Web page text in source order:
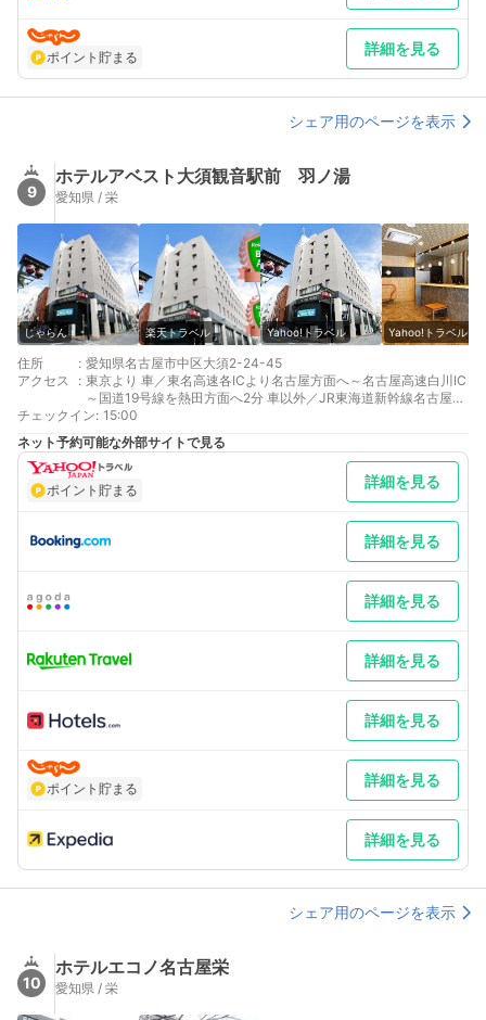
ポイント貯まる 詳細を見る
シェア用のページを表示
9
ホテルアベスト大須観音駅前 羽ノ湯
愛知県 / 栄
じゃらん 楽天トラベル Yahoo!トラベル Yahoo!トラベル
住所 : 愛知県名古屋市中区大須2-24-45
アクセス
: 東京より 車／東名高速各ICより名古屋方面へ～名古屋高速白川IC
～国道19号線を熱田方面へ2分 車以外／JR東海道新幹線名古屋駅
経由地下鉄鶴舞線大須観音駅徒歩1分
大阪より 車／名神高速各ICより名古屋方面へ～名古屋高速白川IC
～国道19号線を熱田方面へ2分 車以外／JR東海道新幹線名古屋駅
経由地下鉄鶴舞線大須観音駅徒歩1分
最寄り駅１ 大須観音
補足 車／当ホテルには専用駐車場はございません。近隣駐車場ご
紹介(NPC大須パーキング）エントランス前に、大型二輪車駐輪
して頂けます。バイカーも大歓迎です。 車以外／地下鉄鶴舞線大
チェックイン: 15:00
ネット予約可能な外部サイトで見る
ポイント貯まる 詳細を見る
詳細を見る
詳細を見る
詳細を見る
詳細を見る
ポイント貯まる 詳細を見る
詳細を見る
シェア用のページを表示
10
ホテルエコノ名古屋栄
愛知県 / 栄